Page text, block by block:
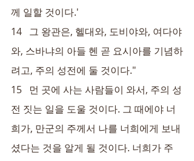
께 일할 것이다.'
14   그 왕관은, 헬대와, 도비야와, 여다야
와, 스바냐의 아들 헨 곧 요시아를 기념하
려고, 주의 성전에 둘 것이다."
15   먼 곳에 사는 사람들이 와서, 주의 성
전 짓는 일을 도울 것이다. 그 때에야 너
희가, 만군의 주께서 나를 너희에게 보내
셨다는 것을 알게 될 것이다. 너희가 주